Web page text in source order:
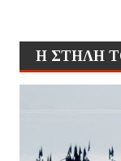
Η ΣΤΗΛΗ